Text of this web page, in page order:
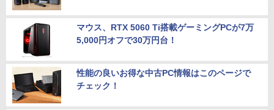
マウス、RTX 5060 Ti搭載ゲーミングPCが7万
5,000円オフで30万円台！
性能の良いお得な中古PC情報はこのページで
チェック！